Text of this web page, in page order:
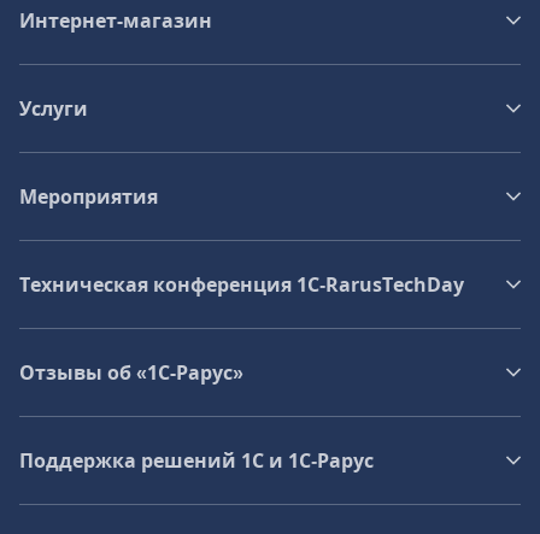
Интернет-магазин
Услуги
Мероприятия
Техническая конференция 1C‑RarusTechDay
Отзывы об «1С-Рарус»
Поддержка решений 1С и 1С‑Рарус